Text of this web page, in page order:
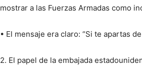
mostrar a las Fuerzas Armadas como
• El mensaje era claro: “Si te apartas
2. El papel de la embajada